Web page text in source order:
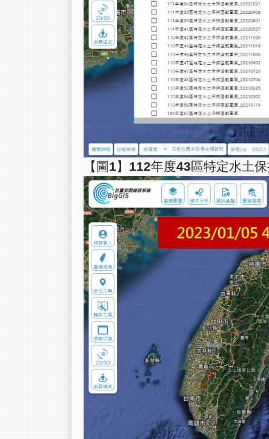
【圖1】112年度43區特定水土